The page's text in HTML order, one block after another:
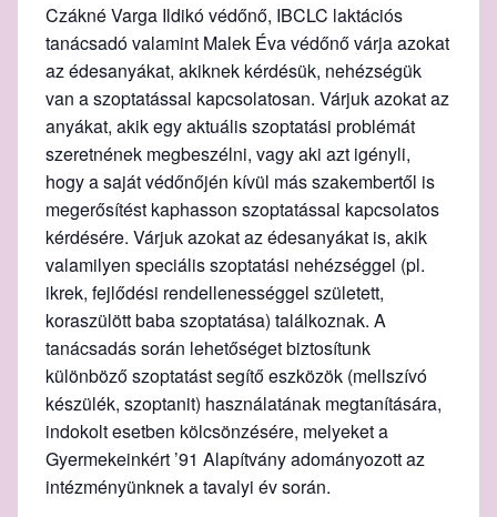
Czákné Varga Ildikó védőnő, IBCLC laktációs
tanácsadó valamint Malek Éva védőnő várja azokat
az édesanyákat, akiknek kérdésük, nehézségük
van a szoptatással kapcsolatosan. Várjuk azokat az
anyákat, akik egy aktuális szoptatási problémát
szeretnének megbeszélni, vagy aki azt igényli,
hogy a saját védőnőjén kívül más szakembertől is
megerősítést kaphasson szoptatással kapcsolatos
kérdésére. Várjuk azokat az édesanyákat is, akik
valamilyen speciális szoptatási nehézséggel (pl.
ikrek, fejlődési rendellenességgel született,
koraszülött baba szoptatása) találkoznak. A
tanácsadás során lehetőséget biztosítunk
különböző szoptatást segítő eszközök (mellszívó
készülék, szoptanit) használatának megtanítására,
indokolt esetben kölcsönzésére, melyeket a
Gyermekeinkért ’91 Alapítvány adományozott az
intézményünknek a tavalyi év során.